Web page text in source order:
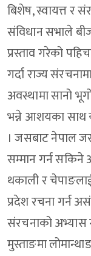
बिशेष, स्वायत्त र
संविधान सभाले
प्रस्ताव गरेको
गर्दा राज्य
अवस्थामा सानो
भन्ने आशयका साथ
। जसबाट नेपाल
सम्मान गर्न सकिने
थकाली र
प्रदेश रचना गर्न
संरचनाको अभ्यास
मुस्ताङमा